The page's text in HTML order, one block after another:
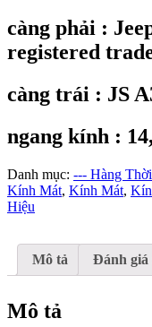
càng phải :
registered
càng trái : JS
ngang kính :
Danh mục: --- Hàng
Kính Mát, Kính Mát,
Hiệu
Mô tả Đánh giá
Mô tả